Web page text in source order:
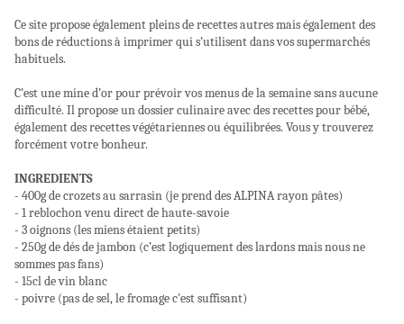
Ce site propose également pleins de recettes autres mais également des
bons de réductions à imprimer qui s’utilisent dans vos supermarchés
habituels.
C’est une mine d’or pour prévoir vos menus de la semaine sans aucune
difficulté. Il propose un dossier culinaire avec des recettes pour bébé,
également des recettes végétariennes ou équilibrées. Vous y trouverez
forcément votre bonheur.
INGREDIENTS
- 400g de crozets ausarrasin (je prend des ALPINA rayon pâtes)
- 1 reblochon venu direct de haute-savoie
- 3 oignons (les miens étaient petits)
- 250g de dés de jambon (c’est logiquement des lardons mais nous ne
sommes pas fans)
- 15cl de vin blanc
- poivre (pas de sel, le fromage c'est suffisant)